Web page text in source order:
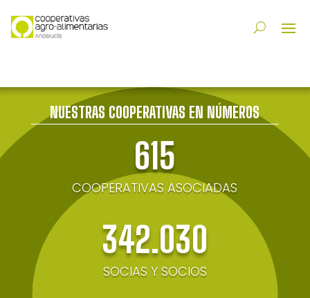
NUESTRAS COOPERATIVAS EN NÚMEROS
615
COOPERATIVAS ASOCIADAS
342.030
SOCIAS Y SOCIOS